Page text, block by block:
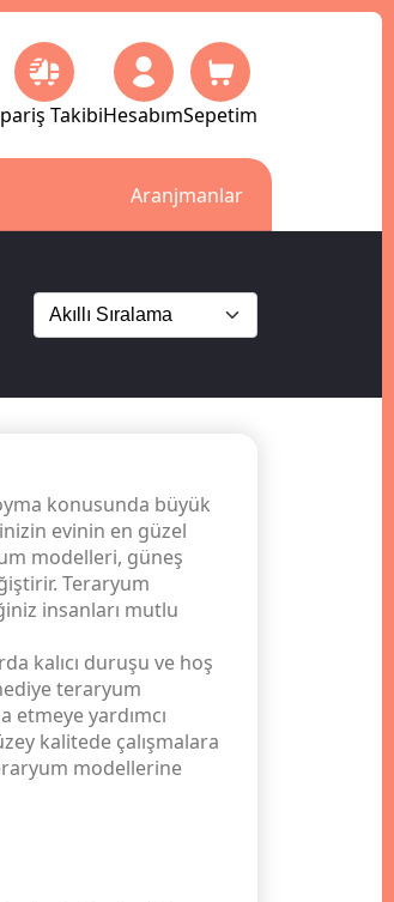
TakibiHesabımSepetim
Aranjmanlar
konusunda büyük
evinin en güzel
modelleri, güneş
Teraryum
insanları mutlu
kalıcı duruşu ve hoş
teraryum
yardımcı
kalitede çalışmalara
modellerine